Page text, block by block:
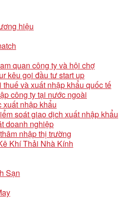
hiệu
quan công ty và hội chợ
kêu gọi đầu tư start up
thuế và xuất nhập khẩu quốc tế
công ty tại nước ngoài
xuất nhập khẩu
soát giao dịch xuất nhập khẩu
doanh nghiệp
nhập thị trường
Khí Thải Nhà Kính
Sạn